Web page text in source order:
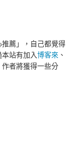
薦」，自己都覺得
站有加入博客來 、
者將獲得一些分